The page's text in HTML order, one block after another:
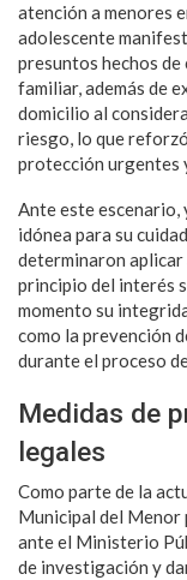
atención a menores
adolescente
presuntos hechos
familiar, además de
domicilio al
riesgo, lo que
protección urgentes
Ante este
idónea para su
determinaron
principio del interés
momento su
como la prevención
durante el proceso
Medidas de
legales
Como parte de la
Municipal del Menor
ante el Ministerio
de investigación y